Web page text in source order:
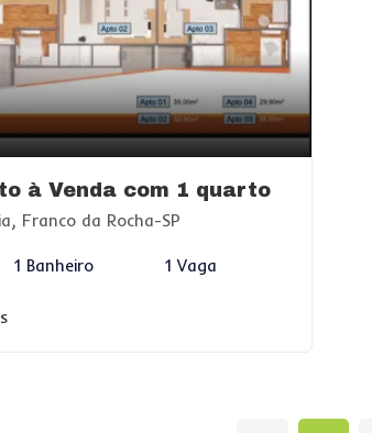
à Venda com 1 quarto
Franco da Rocha-SP
1 Banheiro 1 Vaga